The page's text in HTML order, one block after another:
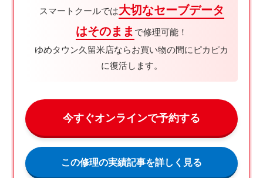
スマートクールでは大切なセーブデータ
はそのままで修理可能！
ゆめタウン久留米店ならお買い物の間にピカピカ
に復活します。
今すぐオンラインで予約する
この修理の実績記事を詳しく見る